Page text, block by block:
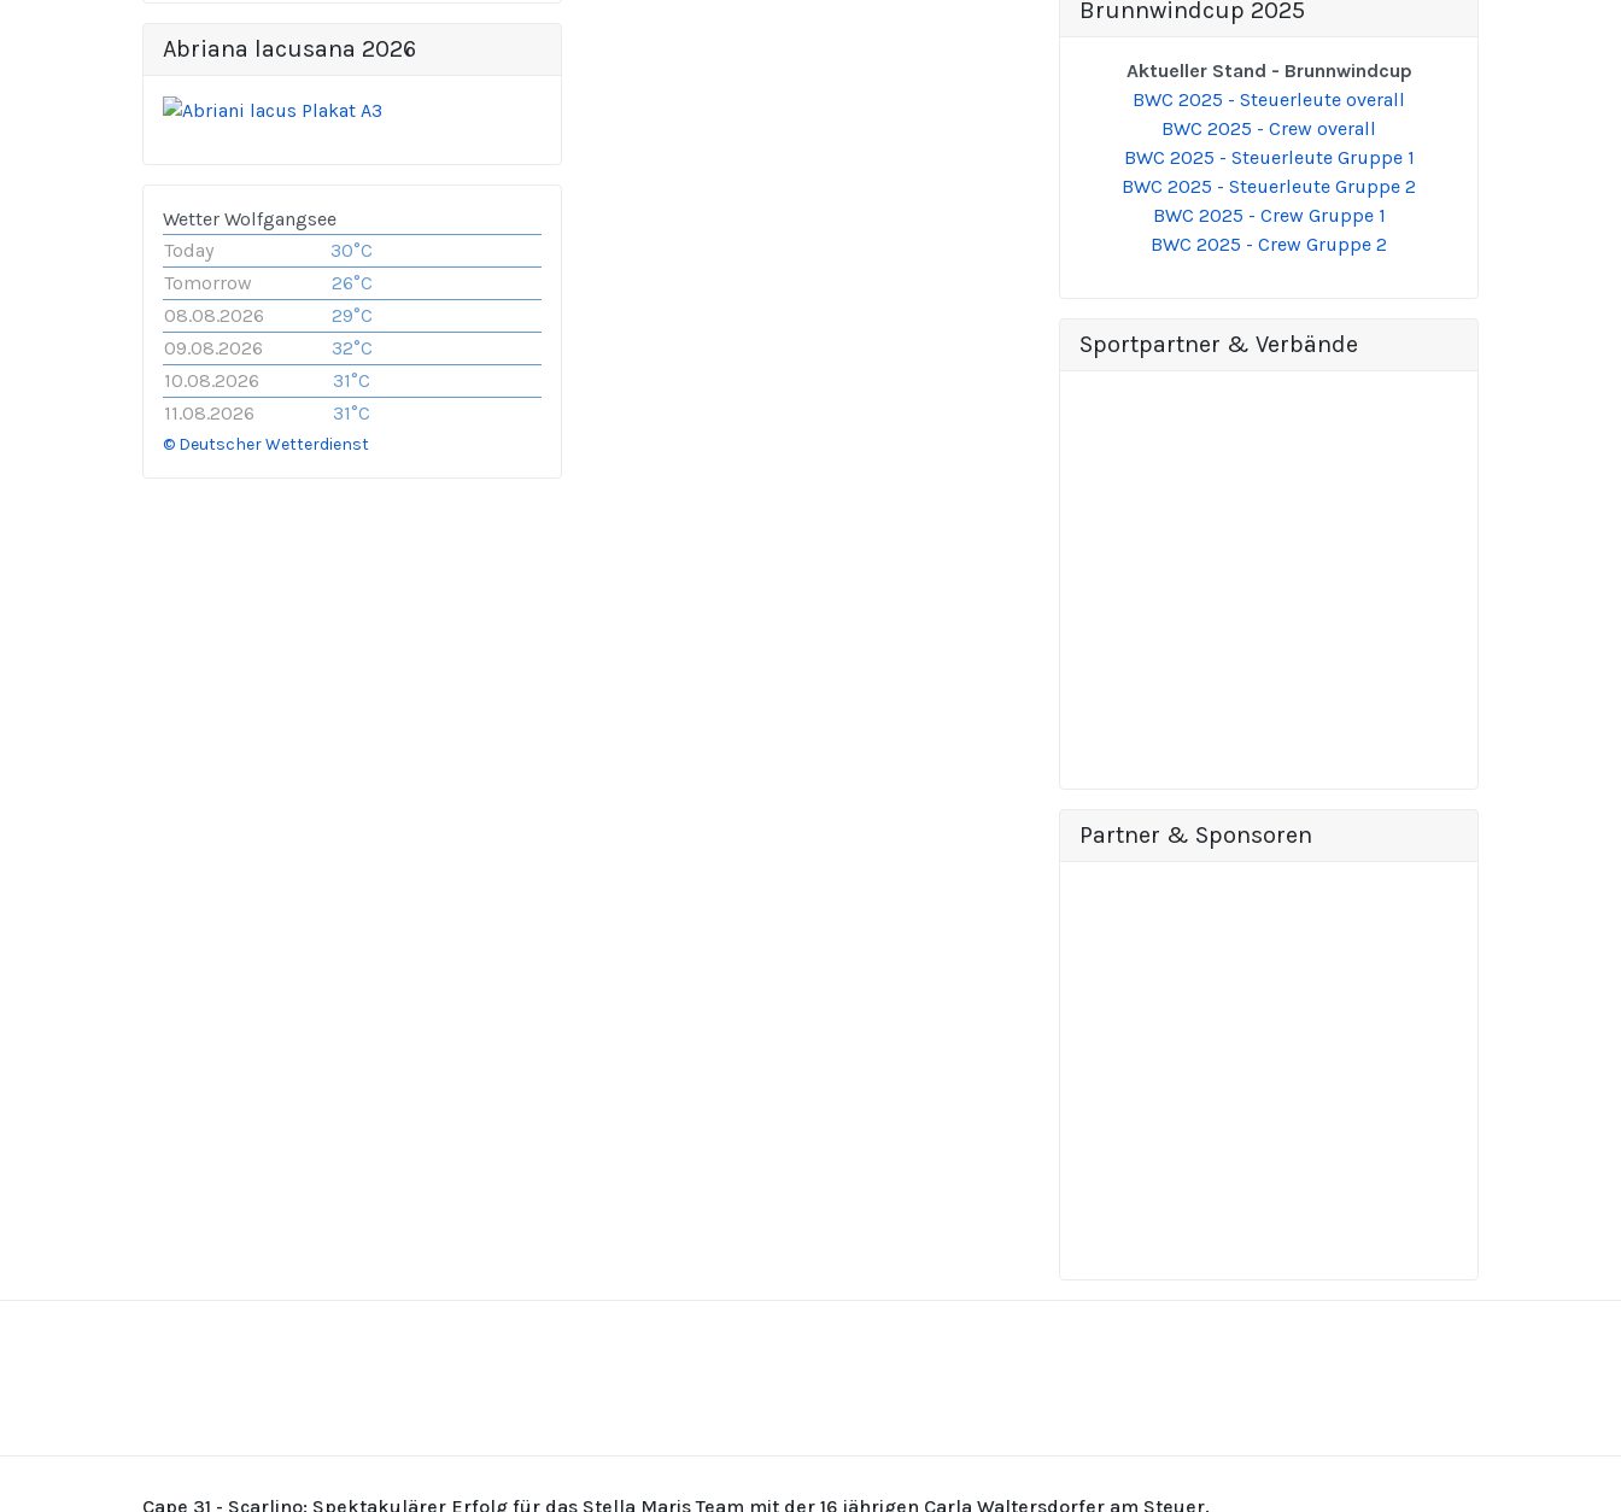
Abriana lacusana 2026
Wetter Wolfgangsee
Today
30°C
Tomorrow
26°C
08.08.2026
29°C
09.08.2026
32°C
10.08.2026
31°C
11.08.2026
31°C
© Deutscher Wetterdienst
Brunnwindcup 2025
Aktueller Stand - Brunnwindcup
BWC 2025 - Steuerleute overall
BWC 2025 - Crew overall
BWC 2025 - Steuerleute Gruppe 1
BWC 2025 - Steuerleute Gruppe 2
BWC 2025 - Crew Gruppe 1
BWC 2025 - Crew Gruppe 2
Sportpartner & Verbände
Partner & Sponsoren
Cape 31 - Scarlino: Spektakulärer Erfolg für das Stella Maris Team mit der 16 jährigen Carla Waltersdorfer am Steuer.